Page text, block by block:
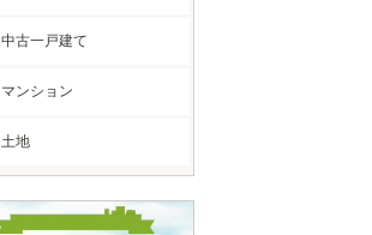
中古一戸建て
マンション
土地